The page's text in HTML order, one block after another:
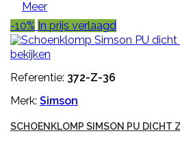
Meer
-10% In prijs verlaagd
bekijken
Referentie: 372-Z-36
Merk: Simson
SCHOENKLOMP SIMSON PU DICHT